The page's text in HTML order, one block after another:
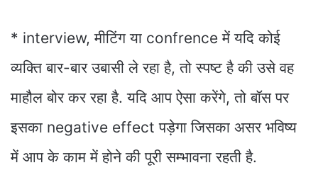
* interview, मीटिंग या confrence में यदि कोई
व्यक्ति बार-बार उबासी ले रहा है, तो स्पष्ट है की उसे वह
माहौल बोर कर रहा है. यदि आप ऐसा करेंगे, तो बॉस पर
इसका negative effect पड़ेगा जिसका असर भविष्य
में आप के काम में होने की पूरी सम्भावना रहती है.